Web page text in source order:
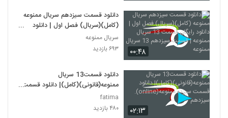
۰۰:۴۸
دانلود قسمت سیزدهم سریال ممنوعه
(کامل)(سریال) فصل اول | دانلود
قسمت سیزدهم 13 سریال ممنوعه
سریال ممنوعه
۶۹۳ بازدید
۰۲:۱۳
دانلود قسمت13 سریال
ممنوعه(قانونی)(کامل)| دانلود قسمت
سیزده ممنوعه(online). سیزدهم
fatima
۴۸۰ بازدید